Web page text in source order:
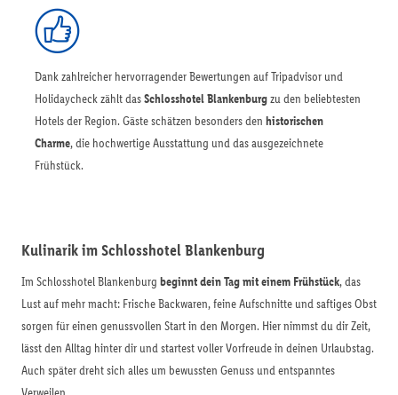
Dank zahlreicher hervorragender Bewertungen auf Tripadvisor und
Holidaycheck zählt dasSchlosshotel Blankenburgzu den beliebtesten
Hotels der Region. Gäste schätzen besonders den historischen
Charme, die hochwertige Ausstattung und das ausgezeichnete
Frühstück.
Kulinarik im Schlosshotel Blankenburg
Im Schlosshotel Blankenburg beginnt dein Tag mit einem Frühstück, das
Lust auf mehr macht: Frische Backwaren, feine Aufschnitte und saftiges Obst
sorgen für einen genussvollen Start in den Morgen. Hier nimmst du dir Zeit,
lässt den Alltag hinter dir und startest voller Vorfreude in deinen Urlaubstag.
Auch später dreht sich alles um bewussten Genuss und entspanntes